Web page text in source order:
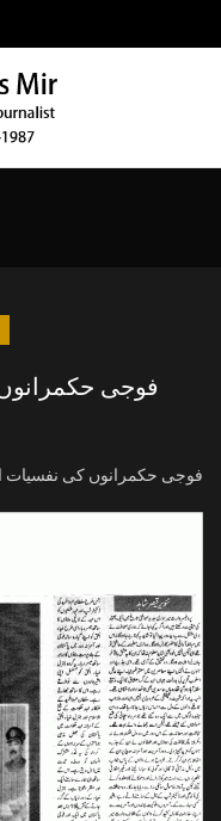
فوجی
فوجی حکمرانوں کی نفسیات